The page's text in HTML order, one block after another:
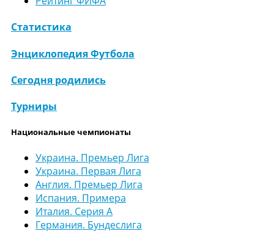
Статистика
Энциклопедия Футбола
Сегодня родились
Турниры
Национальные чемпионаты
Украина. Премьер Лига
Украина. Первая Лига
Англия. Премьер Лига
Испания. Примера
Италия. Серия А
Германия. Бундеслига